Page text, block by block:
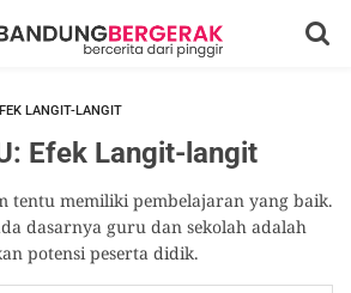
LANGIT-LANGIT
Efek Langit-langit
tentu memiliki pembelajaran yang baik.
dasarnya guru dan sekolah adalah
potensi peserta didik.